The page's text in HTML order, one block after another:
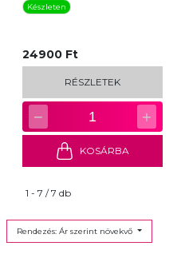
Készleten
24900 Ft
RÉSZLETEK
− 1 +
KOSÁRBA
1 - 7 / 7 db
Rendezés: Ár szerint növekvő